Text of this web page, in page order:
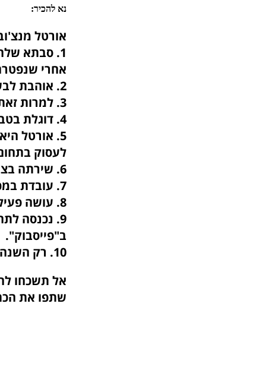
נא להכיר:
אורטל מנצ'ובסקי
1. סבתא
אחרי
2. אוהבת לבשל אוכל בריא וביתי.
3. למרות זאת, הגילטי פלז'ר שלה זה ג'חנון.
4. דוגלת בטבעונות מטעמי אידיאולוגיה ובריאות.
5. אורטל
לעסוק
6. שירתה בצבא בבסיס מסווג.
7. עובדת במכון קרני, כבוחנת כיתות וילדי גן.
8. עושה פעילות ספורטיבית שלוש פעמים בשבוע: חדר כושר, שחיה ו TRX .
ב"פייסבוק".
10. רק השנה התחילה לנעול נעלי עקב, כי השלימה עם הגובה שלה.
אל תשכחו
שתפו את